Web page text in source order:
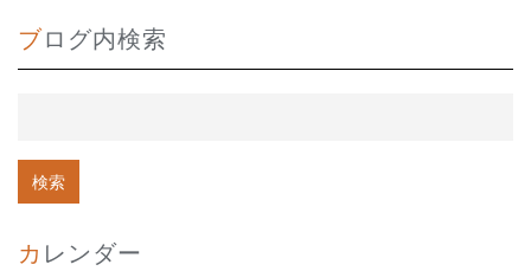
ブログ内検索
カレンダー